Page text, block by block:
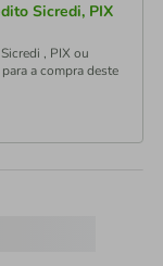
Sicredi, PIX
, PIX ou
a compra deste